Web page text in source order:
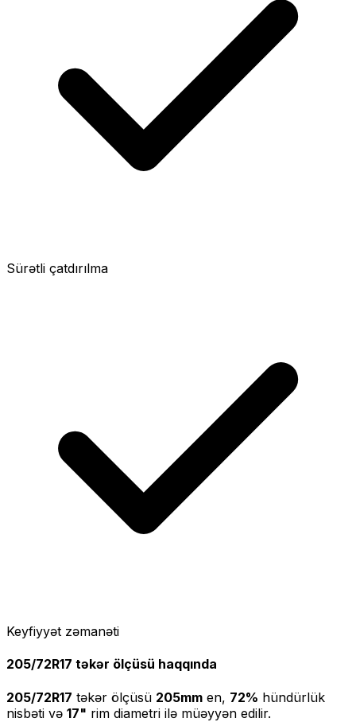
Sürətli çatdırılma
Keyfiyyət zəmanəti
205/72R17 təkər ölçüsü haqqında
205/72R17 təkər ölçüsü 205mm en, 72% hündürlük
nisbəti və 17" rim diametri ilə müəyyən edilir.